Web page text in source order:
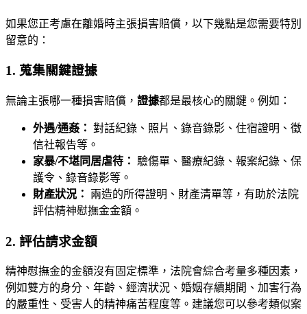
如果您正考慮在離婚時主張損害賠償，以下幾點是您需要特別
留意的：
1. 蒐集關鍵證據
無論主張哪一種損害賠償， 證據都是最核心的關鍵。例如：
外遇/通姦： 對話紀錄、照片、錄音錄影、住宿證明、徵
信社報告等。
家暴/不堪同居虐待：
驗傷單、醫療紀錄、報案紀錄、保
護令、錄音錄影等。
財產狀況：
兩造的所得證明、財產清單等，有助於法院
評估精神慰撫金金額。
2. 評估請求金額
精神慰撫金的金額沒有固定標準，法院會綜合考量多種因素，
例如雙方的身分、年齡、經濟狀況、婚姻存續期間、加害行為
的嚴重性、受害人的精神痛苦程度等。建議您可以參考類似案